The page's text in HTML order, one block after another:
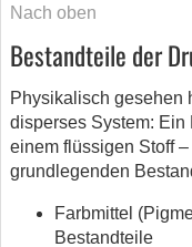
Nach oben
Bestandteile der
Physikalisch gesehen
disperses System: Ein
einem flüssigen Stoff
grundlegenden
Farbmittel
Bestandteile